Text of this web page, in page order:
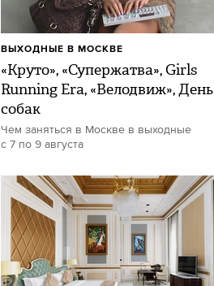
«Круто», «Супержатва», Girls
Running Era, «Велодвиж», День
собак
Чем заняться в Москве в выходные
с 7 по 9 августа
ВЫХОДНЫЕ В МОСКВЕ